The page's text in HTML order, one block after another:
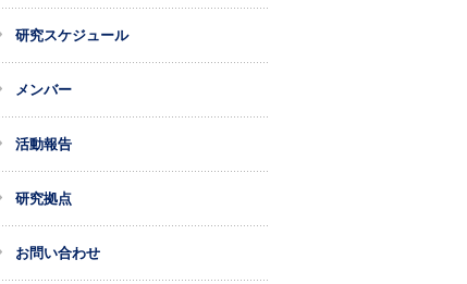
研究スケジュール
メンバー
活動報告
研究拠点
お問い合わせ